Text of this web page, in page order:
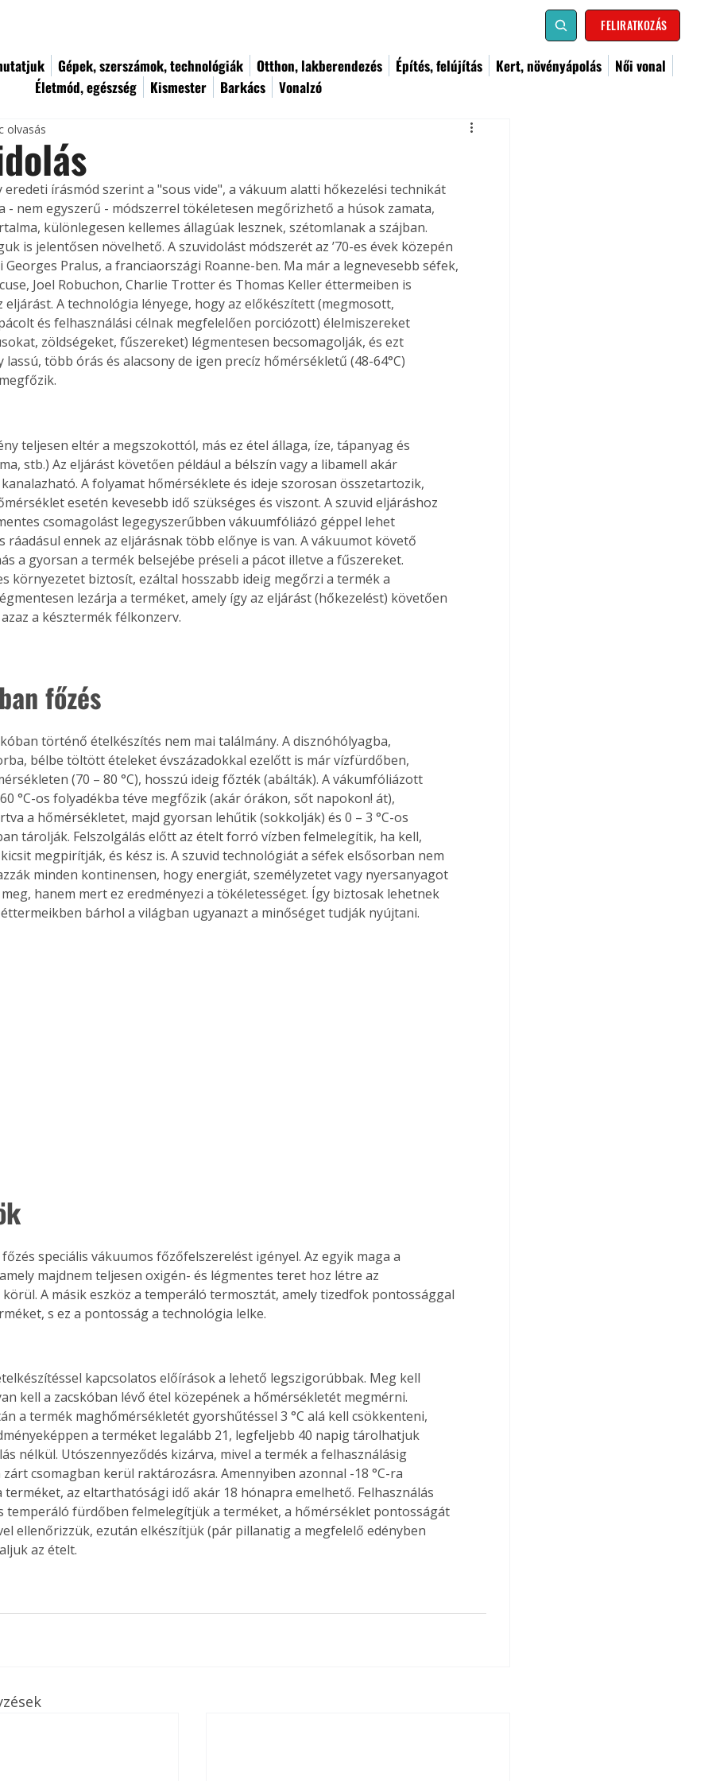
FELIRATKOZÁS
Gépek, szerszámok, technológiák Otthon, lakberendezés Építés, felújítás Kert, növényápolás
Női vonal
Életmód, egészség
Kismester Barkács Vonalzó
az
új,
vagy
Együtt jobban megéri!
Bővebb információ itt!
Együtt jobban megéri! A
könyvek tetszőleges
olvasás
eredeti írásmód szerint a "sous vide", a vákuum alatti hőkezelési technikát
- nem egyszerű - módszerrel tökéletesen megőrizhető a húsok zamata,
különlegesen kellemes állagúak lesznek, szétomlanak a szájban.
is jelentősen növelhető. A szuvidolást módszerét az ’70-es évek közepén
Pralus, a franciaországi Roanne-ben. Ma már a legnevesebb séfek,
Joel Robuchon, Charlie Trotter és Thomas Keller éttermeiben is
eljárást. A technológia lényege, hogy az előkészített (megmosott,
és felhasználási célnak megfelelően porciózott) élelmiszereket
zöldségeket, fűszereket) légmentesen becsomagolják, és ezt
lassú, több órás és alacsony de igen precíz hőmérsékletű (48-64°C)
stb.) Az eljárást követően például a bélszín vagy a libamell akár
A folyamat hőmérséklete és ideje szorosan összetartozik,
esetén kevesebb idő szükséges és viszont. A szuvid eljáráshoz
csomagolást legegyszerűbben vákuumfóliázó géppel lehet
ráadásul ennek az eljárásnak több előnye is van. A vákuumot követő
a gyorsan a termék belsejébe préseli a pácot illetve a fűszereket.
környezetet biztosít, ezáltal hosszabb ideig megőrzi a termék a
lezárja a terméket, amely így az eljárást (hőkezelést) követően
a késztermék félkonzerv.
főzés
bélbe töltött ételeket évszázadokkal ezelőtt is már vízfürdőben,
(70 – 80 °C), hosszú ideig főzték (abálták). A vákumfóliázott
°C-os folyadékba téve megfőzik (akár órákon, sőt napokon! át),
a hőmérsékletet, majd gyorsan lehűtik (sokkolják) és 0 – 3 °C-os
tárolják. Felszolgálás előtt az ételt forró vízben felmelegítik, ha kell,
megpirítják, és kész is. A szuvid technológiát a séfek elsősorban nem
minden kontinensen, hogy energiát, személyzetet vagy nyersanyagot
hanem mert ez eredményezi a tökéletességet. Így biztosak lehetnek
bárhol a világban ugyanazt a minőséget tudják nyújtani.
majdnem teljesen oxigén- és légmentes teret hoz létre az
A másik eszköz a temperáló termosztát, amely tizedfok pontossággal
s ez a pontosság a technológia lelke.
kell a zacskóban lévő étel közepének a hőmérsékletét megmérni.
a termék maghőmérsékletét gyorshűtéssel 3 °C alá kell csökkenteni,
a terméket legalább 21, legfeljebb 40 napig tárolhatjuk
nélkül. Utószennyeződés kizárva, mivel a termék a felhasználásig
csomagban kerül raktározásra. Amennyiben azonnal -18 °C-ra
terméket, az eltarthatósági idő akár 18 hónapra emelhető. Felhasználás
temperáló fürdőben felmelegítjük a terméket, a hőmérséklet pontosságát
ellenőrizzük, ezután elkészítjük (pár pillanatig a megfelelő edényben
az ételt.